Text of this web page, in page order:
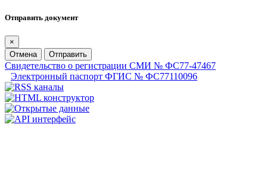
Отправить документ
×
Отмена
Отправить
Свидетельство о регистрации СМИ № ФС77-47467
Электронный паспорт ФГИС № ФС77110096